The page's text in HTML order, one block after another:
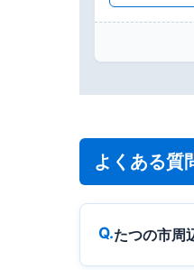
よくある質
たつの市周